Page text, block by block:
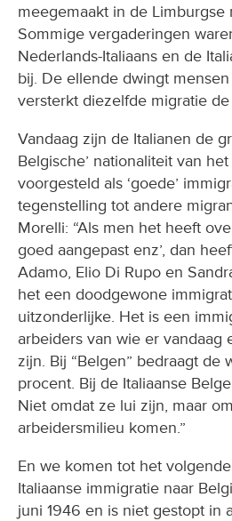
meegemaakt in de Limburgse
Sommige vergaderingen
Nederlands-Italiaans en de
bij. De ellende dwingt
versterkt diezelfde migratie
Vandaag zijn de Italianen de
Belgische’ nationaliteit van
voorgesteld als ‘goede’
tegenstelling tot andere
Morelli: “Als men het heeft
goed aangepast enz’, dan
Adamo, Elio Di Rupo en
het een doodgewone
uitzonderlijke. Het is een
arbeiders van wie er vandaag
zijn. Bij “Belgen” bedraagt de
procent. Bij de Italiaanse
Niet omdat ze lui zijn, maar
arbeidersmilieu komen.”
En we komen tot het
Italiaanse immigratie naar
juni 1946 en is niet gestopt in